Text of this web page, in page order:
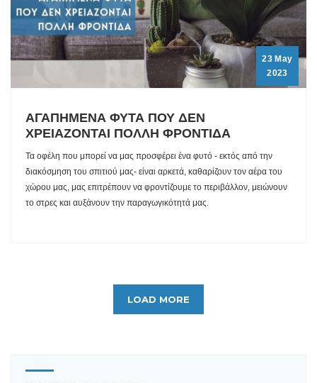
23 May
2023
ΑΓΑΠΗΜΕΝΑ ΦΥΤΑ ΠΟΥ ΔΕΝ
ΧΡΕΙΑΖΟΝΤΑΙ ΠΟΛΛΗ ΦΡΟΝΤΙΔΑ
Τα οφέλη που μπορεί να μας προσφέρει ένα φυτό - εκτός από την
διακόσμηση του σπιτιού μας- είναι αρκετά, καθαρίζουν τον αέρα του
χώρου μας, μας επιτρέπουν να φροντίζουμε το περιβάλλον, μειώνουν
το στρες και αυξάνουν την παραγωγικότητά μας.
LOAD MORE